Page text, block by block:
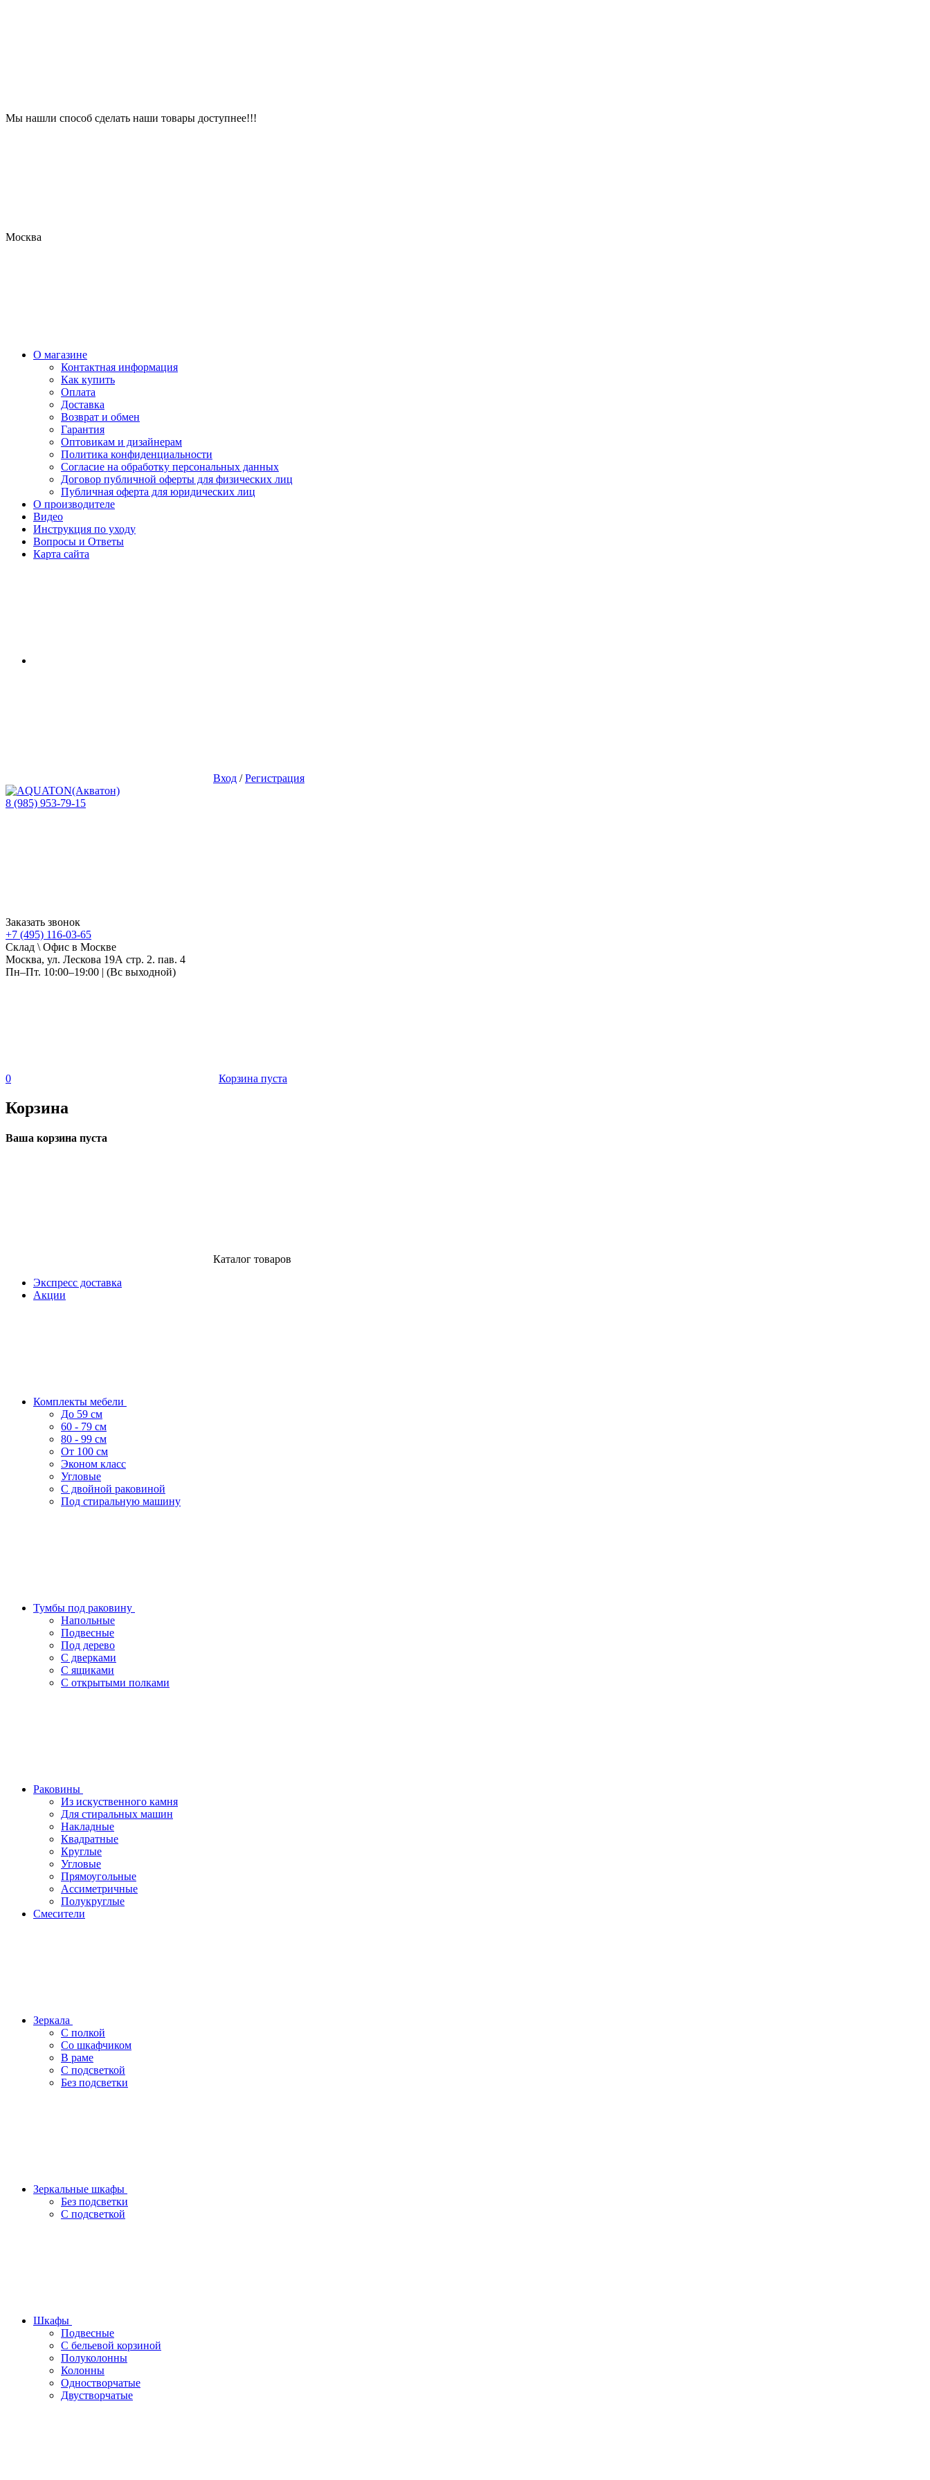
Мы нашли способ сделать наши товары доступнее!!!
Москва
О магазине
Контактная информация
Как купить
Оплата
Доставка
Возврат и обмен
Гарантия
Оптовикам и дизайнерам
Политика конфиденциальности
Согласие на обработку персональных данных
Договор публичной оферты для физических лиц
Публичная оферта для юридических лиц
О производителе
Видео
Инструкция по уходу
Вопросы и Ответы
Карта сайта
Вход /Регистрация
8 (985) 953-79-15
Заказать звонок
+7 (495) 116-03-65
Склад \ Офис в Москве
Москва, ул. Лескова 19А стр. 2. пав. 4
Пн–Пт. 10:00–19:00 | (Вс выходной)
0 Корзина пуста
Корзина
Ваша корзина пуста
Каталог товаров
Экспресс доставка
Акции
Комплекты мебели
До 59 см
60 - 79 см
80 - 99 см
От 100 см
Эконом класс
Угловые
С двойной раковиной
Под стиральную машину
Тумбы под раковину
Напольные
Подвесные
Под дерево
С дверками
С ящиками
С открытыми полками
Раковины
Из искуственного камня
Для стиральных машин
Накладные
Квадратные
Круглые
Угловые
Прямоугольные
Ассиметричные
Полукруглые
Смесители
Зеркала
С полкой
Со шкафчиком
В раме
С подсветкой
Без подсветки
Зеркальные шкафы
Без подсветки
С подсветкой
Шкафы
Подвесные
С бельевой корзиной
Полуколонны
Колонны
Одностворчатые
Двустворчатые